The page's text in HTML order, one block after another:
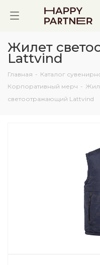
Жилет
Lattvind
Главная - Каталог
Корпоративный мерч -
светоотражающий Lattvind